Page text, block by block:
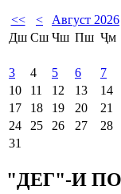
<< < Август 2026
Дш Сш Чш Пш Ҷм
3
4 5 6 7
10
11 12 13 14
17
18 19 20 21
24
25 26 27 28
31
"ДЕГ"-И